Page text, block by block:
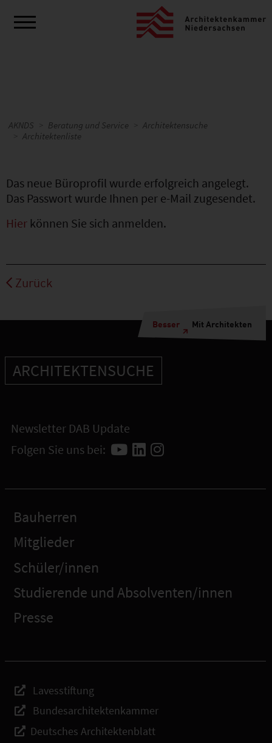
AKNDS Beratung und Service
Architektensuche
Architektenliste
Das neue Büroprofil wurde erfolgreich angelegt.
Das Passwort wurde Ihnen per e-Mail zugesendet.
Hier können Sie sich anmelden.
Zurück
Besser Mit Architekten
ARCHITEKTENSUCHE
Newsletter DAB Update
Folgen Sie uns bei:
Bauherren
Mitglieder
Schüler/innen
Studierende und Absolventen/innen
Presse
Lavesstiftung
Bundesarchitektenkammer
Deutsches Architektenblatt